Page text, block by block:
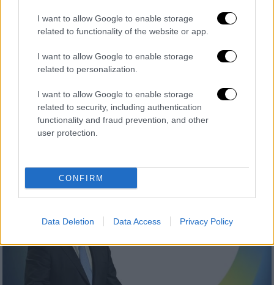
I want to allow Google to enable storage
related to functionality of the website or app.
I want to allow Google to enable storage
related to personalization.
I want to allow Google to enable storage
related to security, including authentication
functionality and fraud prevention, and other
user protection.
CONFIRM
Data Deletion Data Access Privacy Policy
Ρουμανία
στο ορεινό έργο κατασκευής της
σιδηροδρομικής γραμμής Brasov - Sighisoara
έθεσε προ ημερών σε λειτουργία η AKTOR
Ρουμανίας